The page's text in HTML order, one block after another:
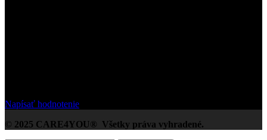
Napísať hodnotenie
© 2025 CARE4YOU® Všetky práva vyhradené.